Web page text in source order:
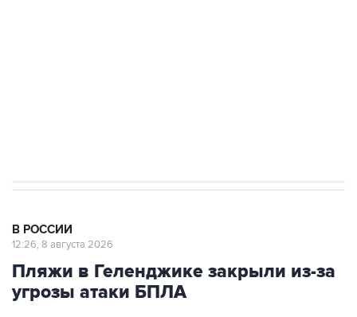
В РОССИИ
12:26, 8 августа 2026
Пляжи в Геленджике закрыли из-за
угрозы атаки БПЛА